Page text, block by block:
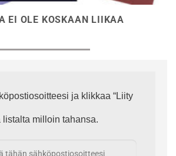
EI OLE KOSKAAN LIIKAA
ja klikkaa “Liity
listalta milloin tahansa.